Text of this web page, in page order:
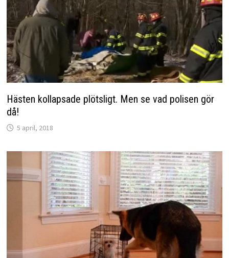
Hästen kollapsade plötsligt. Men se vad polisen gör
då!
5 april, 2018